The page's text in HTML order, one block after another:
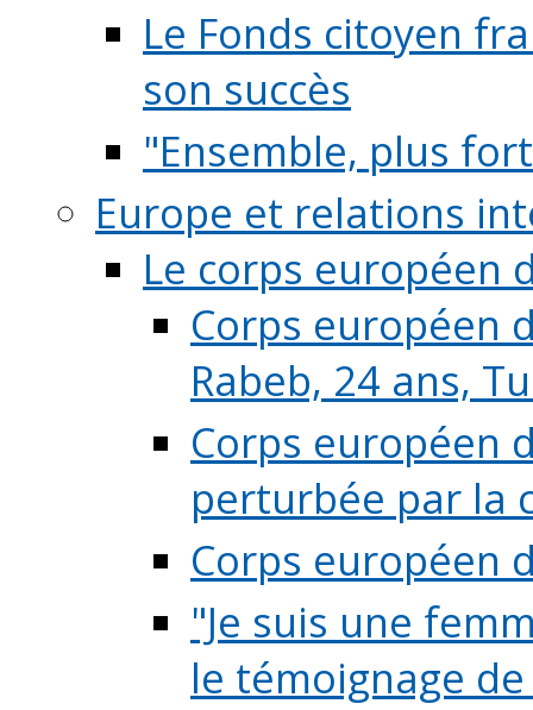
Le Fonds citoyen
son succès
"Ensemble, plus
Europe et relations
Le corps européen
Corps européen
Rabeb, 24 ans,
Corps européen
perturbée par la
Corps européen
"Je suis une
le témoignage de